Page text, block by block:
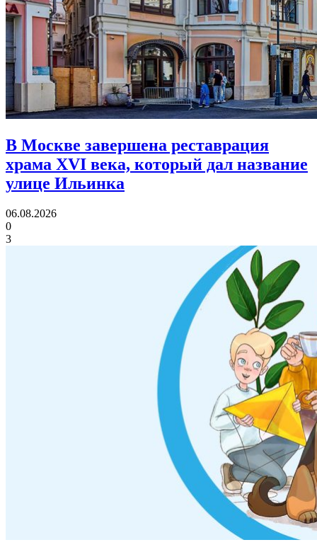
В Москве завершена реставрация
храма XVI века, который дал название
улице Ильинка
06.08.2026
0
3